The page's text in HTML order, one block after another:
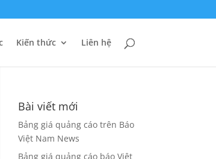
Kiến thức Liên hệ
Bài viết mới
Bảng giá quảng cáo trên Báo
Việt Nam News
Bảng giá quảng cáo báo Việt